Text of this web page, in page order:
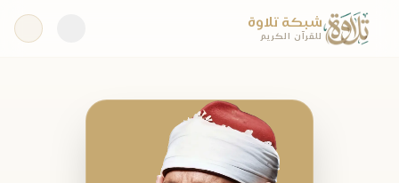
شبكة تلاوة
للقرآن الكريم